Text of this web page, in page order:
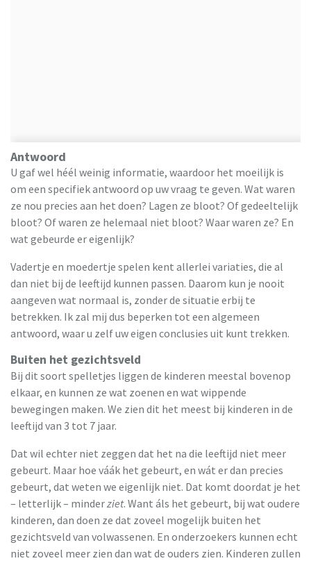
Antwoord
U gaf wel héél weinig informatie, waardoor het moeilijk is
om een specifiek antwoord op uw vraag te geven. Wat waren
ze nou precies aan het doen? Lagen ze bloot? Of gedeeltelijk
bloot? Of waren ze helemaal niet bloot? Waar waren ze? En
wat gebeurde er eigenlijk?
Vadertje en moedertje spelen kent allerlei variaties, die al
dan niet bij de leeftijd kunnen passen. Daarom kun je nooit
aangeven wat normaal is, zonder de situatie erbij te
betrekken. Ik zal mij dus beperken tot een algemeen
antwoord, waar u zelf uw eigen conclusies uit kunt trekken.
Buiten het gezichtsveld
Bij dit soort spelletjes liggen de kinderen meestal bovenop
elkaar, en kunnen ze wat zoenen en wat wippende
bewegingen maken. We zien dit het meest bij kinderen in de
leeftijd van 3 tot 7 jaar.
Dat wil echter niet zeggen dat het na die leeftijd niet meer
gebeurt. Maar hoe váák het gebeurt, en wát er dan precies
gebeurt, dat weten we eigenlijk niet. Dat komt doordat je het
– letterlijk – minderziet. Want áls het gebeurt, bij wat oudere
kinderen, dan doen ze dat zoveel mogelijk buiten het
gezichtsveld van volwassenen. En onderzoekers kunnen echt
niet zoveel meer zien dan wat de ouders zien. Kinderen zullen